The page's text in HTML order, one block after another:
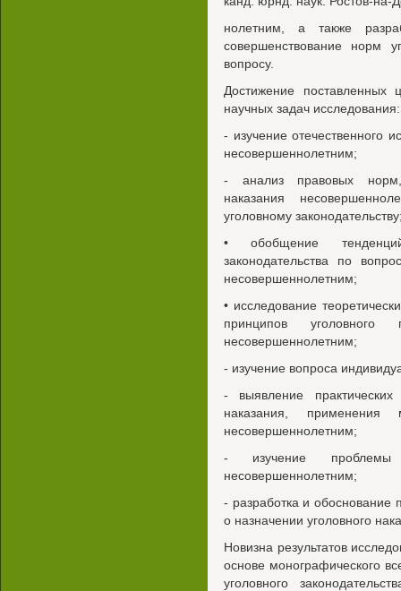
нолетним, а также
совершенствование норм
вопросу.
Достижение
научных задач исследования:
- изучение отечественного
несовершеннолетним;
- анализ правовых
наказания
уголовному
• обобщение
законодательства по
несовершеннолетним;
• исследование
принципов
несовершеннолетним;
- изучение вопроса
- выявление
наказания, применения
несовершеннолетним;
- изучение проблемы
несовершеннолетним;
- разработка и
о назначении уголовного
Новизна результатов
основе монографического
уголовного